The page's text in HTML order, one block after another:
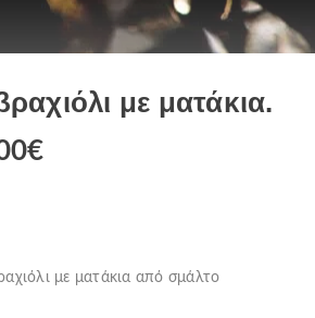
με ματάκια.
€
με ματάκια από σμάλτο